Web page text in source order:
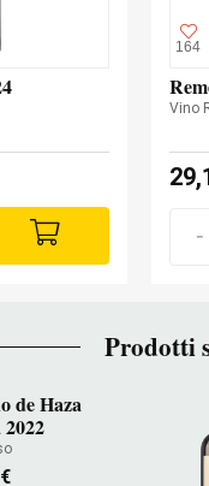
164
Vino
-
Prodotti
de Haza
€